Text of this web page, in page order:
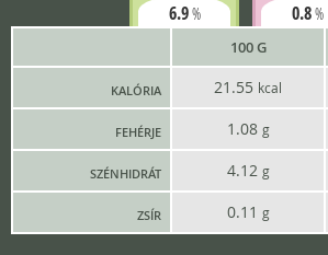
6.9% 0.8%
100 G
KALÓRIA 21.55 kcal
FEHÉRJE 1.08 g
SZÉNHIDRÁT 4.12 g
ZSÍR 0.11 g